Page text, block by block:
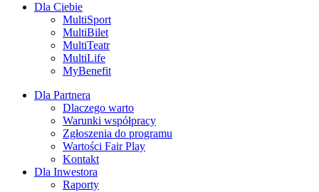
Dla Ciebie
MultiSport
MultiBilet
MultiTeatr
MultiLife
MyBenefit
Dla Partnera
Dlaczego warto
Warunki współpracy
Zgłoszenia do programu
Wartości Fair Play
Kontakt
Dla Inwestora
Raporty